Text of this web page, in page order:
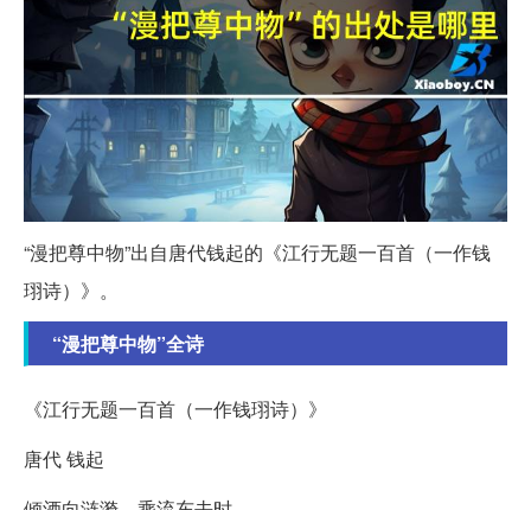
“漫把尊中物”出自唐代钱起的《江行无题一百首（一作钱
珝诗）》。
“漫把尊中物”全诗
《江行无题一百首（一作钱珝诗）》
唐代 钱起